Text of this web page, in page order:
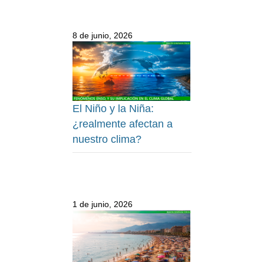
8 de junio, 2026
El Niño y la Niña:
¿realmente afectan a
nuestro clima?
1 de junio, 2026